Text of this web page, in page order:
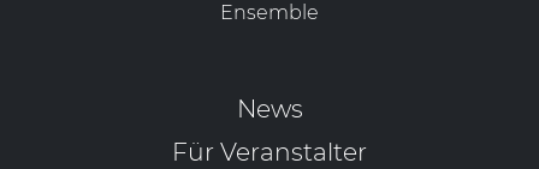
Ensemble
News
Für Veranstalter